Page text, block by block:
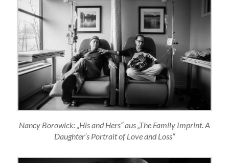
Nancy Borowick: „His and Hers“ aus „The Family Imprint. A
Daughter’s Portrait of Love and Loss“